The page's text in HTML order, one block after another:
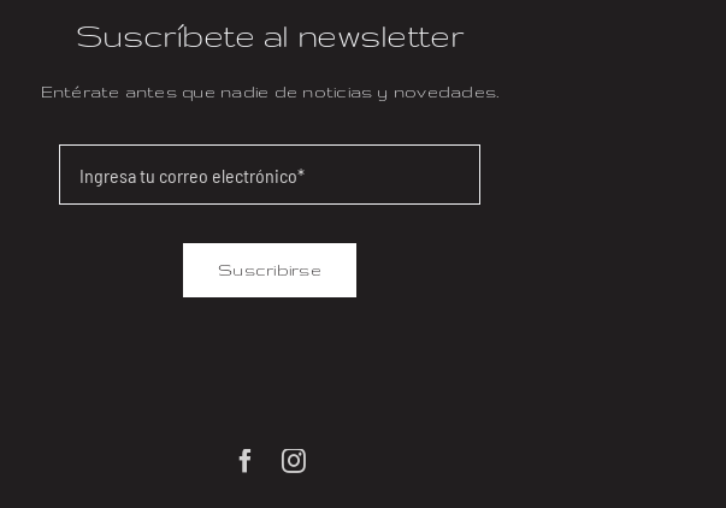
Suscríbete al newsletter
Entérate antes que nadie de noticias y novedades.
Suscribirse